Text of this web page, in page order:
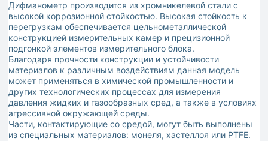
Дифманометр производится из хромникелевой стали с
высокой коррозионной стойкостью. Высокая стойкость к
перегрузкам обеспечивается цельнометаллической
конструкцией измерительных камер и прецизионной
подгонкой элементов измерительного блока.
Благодаря прочности конструкции и устойчивости
материалов к различным воздействиям данная модель
может применяться в химической промышленности и
других технологических процессах для измерения
давления жидких и газообразных сред, а также в условиях
агрессивной окружающей среды.
Части, контактирующие со средой, могут быть выполнены
из специальных материалов: монеля, хастеллоя или PTFE.